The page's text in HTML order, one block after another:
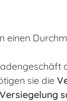
sie die